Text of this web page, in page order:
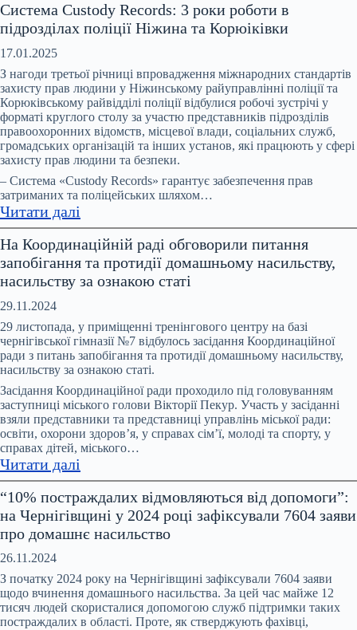
кожній
громаді,
є
випадки
насильства,
має
бути
спеціалізована
служба
підтримки
–
рішення
учасників
профільної
Міжвідомчої
Система Custody Records: 3 роки роботи в
підрозділах поліції Ніжина та Корюіківки
17.01.2025
З нагоди третьої річниці впровадження міжнародних стандартів
захисту прав людини у Ніжинському райуправлінні поліції та
Корюківському райвідділі поліції відбулися робочі зустрічі у
форматі круглого столу за участю представників підрозділів
правоохоронних відомств, місцевої влади, соціальних служб,
громадських організацій та інших установ, які працюють у сфері
захисту прав людини та безпеки.
– Система «Custody Records» гарантує забезпечення прав
затриманих та поліцейських шляхом…
Читати далі
Система
Custody
Records:
3
роботи
в
підрозділах
поліції
Ніжина
та
Корюіківки
На Координаційній раді обговорили питання
запобігання та протидії домашньому насильству,
насильству за ознакою статі
29.11.2024
29 листопада, у приміщенні тренінгового центру на базі
чернігівської гімназії №7 відбулось засідання Координаційної
ради з питань запобігання та протидії домашньому насильству,
насильству за ознакою статі.
Засідання Координаційної ради проходило під головуванням
заступниці міського голови Вікторії Пекур. Участь у засіданні
взяли представники та представниці управлінь міської ради:
освіти, охорони здоров’я, у справах сім’ї, молоді та спорту, у
справах дітей, міського…
Читати далі
На
Координаційній
раді
обговорили
запобігання
та
протидії
“10% постраждалих відмовляються від допомоги”:
на Чернігівщині у 2024 році зафіксували 7604 заяви
про домашнє насильство
26.11.2024
З початку 2024 року на Чернігівщині зафіксували 7604 заяви
щодо вчинення домашнього насильства. За цей час майже 12
тисяч людей скористалися допомогою служб підтримки таких
постраждалих в області. Проте, як стверджують фахівці,